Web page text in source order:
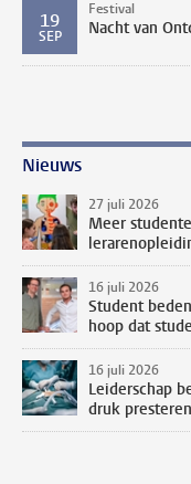
19
SEP
Festival
Nacht van
Nieuws
27 juli 2026
Meer
16 juli 2026
Student
hoop dat
16 juli 2026
Leiderschap
druk